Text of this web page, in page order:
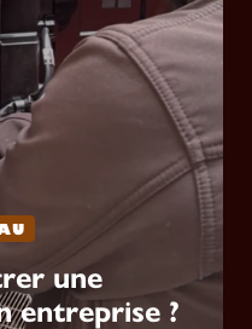
une
entreprise ?